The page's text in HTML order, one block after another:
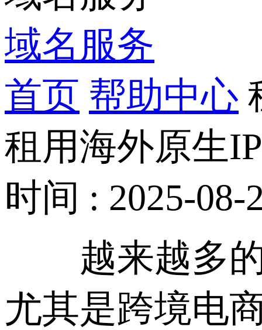
域名服务
首页 帮助中心
租用海外原生
时间 : 2025-08-
越来越多的
尤其是跨境电